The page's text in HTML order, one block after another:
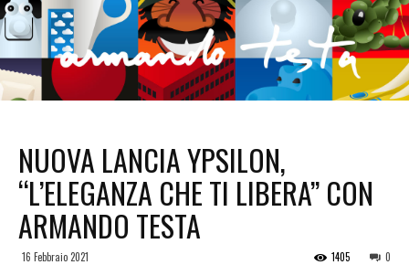
NUOVA LANCIA YPSILON,
“L’ELEGANZA CHE TI LIBERA” CON
ARMANDO TESTA
16 Febbraio 2021 0
1405